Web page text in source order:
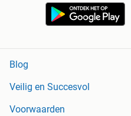
Blog
Veilig en Succesvol
Voorwaarden